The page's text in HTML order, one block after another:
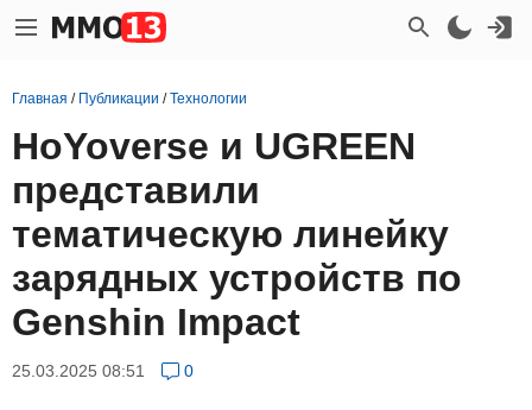
Главная / Публикации /Технологии
HoYoverse и UGREEN
представили
тематическую линейку
зарядных устройств по
Genshin Impact
25.03.2025 08:51 0